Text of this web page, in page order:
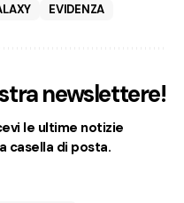
EVIDENZA
newslettere!
le ultime notizie
casella di posta.